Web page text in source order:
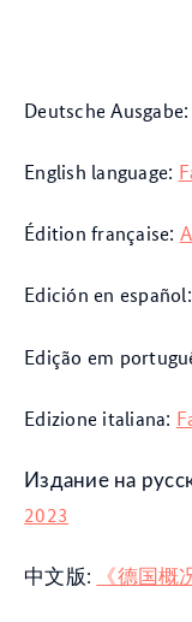
Deutsche Ausgabe:
English language:
Édition française:
Edición en español:
Edição em
Edizione italiana:
Издание на
2023
中文版: 《德国概